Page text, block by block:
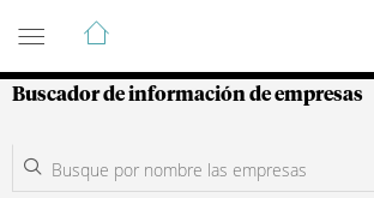
Guía de Empresas
Buscador de información de empresas